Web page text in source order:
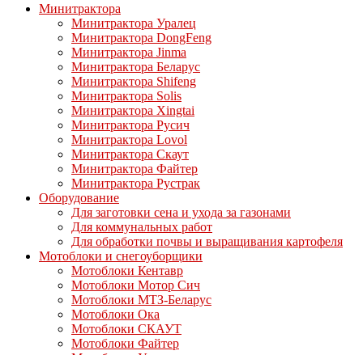
Минитрактора
Минитрактора Уралец
Минитрактора DongFeng
Минитрактора Jinma
Минитрактора Беларус
Минитрактора Shifeng
Минитрактора Solis
Минитрактора Xingtai
Минитрактора Русич
Минитрактора Lovol
Минитрактора Скаут
Минитрактора Файтер
Минитрактора Рустрак
Оборудование
Для заготовки сена и ухода за газонами
Для коммунальных работ
Для обработки почвы и выращивания картофеля
Мотоблоки и снегоуборщики
Мотоблоки Кентавр
Мотоблоки Мотор Сич
Мотоблоки МТЗ-Беларус
Мотоблоки Ока
Мотоблоки СКАУТ
Мотоблоки Файтер